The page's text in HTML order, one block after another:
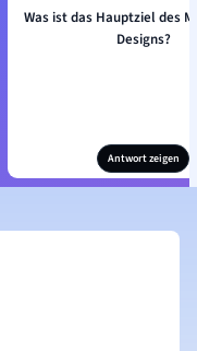
Was ist das Hauptziel des
Designs?
Antwort zeigen